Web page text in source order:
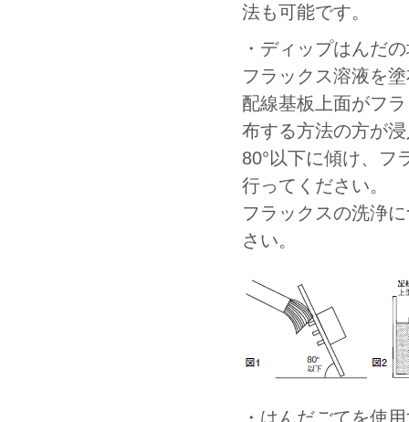
法も可能です。
・ディップはんだ
フラックス溶液を
配線基板上面がフ
布する方法の方が
80°以下に傾け、フ
行ってください。
フラックスの洗浄
さい。
・はんだごてを使